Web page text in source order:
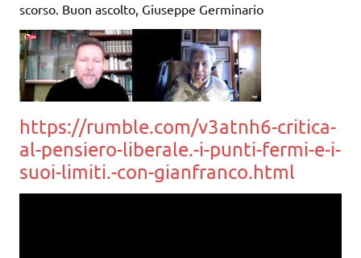
scorso. Buon ascolto, Giuseppe Germinario
https://rumble.com/v3atnh6-critica-
al-pensiero-liberale.-i-punti-fermi-e-i-
suoi-limiti.-con-gianfranco.html